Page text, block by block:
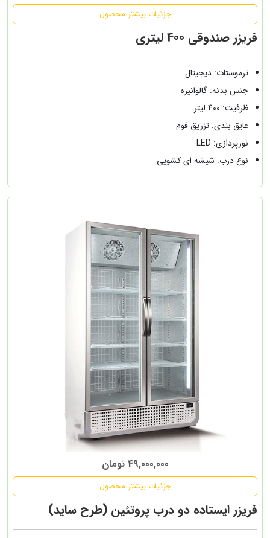
جزئیات بیشتر محصول
فریزر صندوقی 400 لیتری
ترموستات: دیجیتال
جنس بدنه: گالوانیزه
ظرفیت: 400 لیتر
عایق بندی: تزریق فوم
نورپردازی: LED
نوع درب: شیشه ای کشویی
49,000,000 تومان
جزئیات بیشتر محصول
فریزر ایستاده دو درب پروتئین (طرح ساید)